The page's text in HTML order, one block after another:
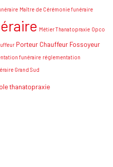
Maître de Cérémonie funéraire
Métier Thanatopraxie Opco
Porteur Chauffeur Fossoyeur
funéraire réglementation
Grand Sud
thanatopraxie